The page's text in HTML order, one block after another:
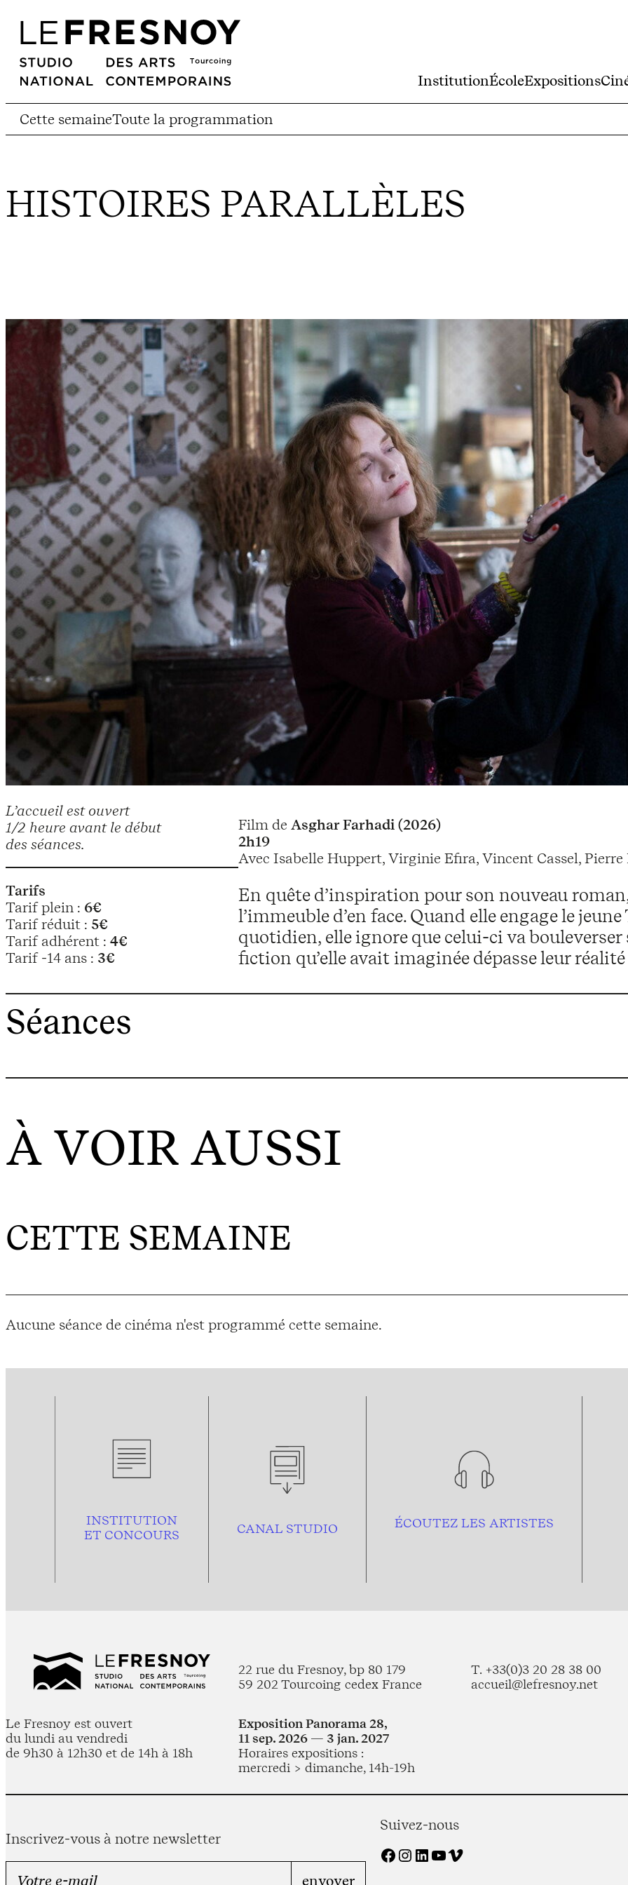
InstitutionÉcoleExpositions
Cette semaineToute la programmation
HISTOIRES PARALLÈLES
L’accueil est ouvert
1/2 heure avant le début
des séances.
Tarifs
Tarif plein : 6€
Tarif réduit : 5€
Tarif adhérent : 4€
Tarif -14 ans : 3€
Film de Asghar Farhadi (2026)
2h19
Avec Isabelle Huppert, Virginie Efira, Vincent Cassel,
En quête d’inspiration pour son nouveau
l’immeuble d’en face. Quand elle engage le
quotidien, elle ignore que celui-ci va bouleverser
fiction qu’elle avait imaginée dépasse leur réalité
Séances
À VOIR AUSSI
CETTE SEMAINE
Aucune séance de cinéma n'est programmé cette semaine.
INSTITUTION
ET CONCOURS
CANAL STUDIO ÉCOUTEZ LES ARTISTES
22 rue du Fresnoy, bp 80 179
59 202 Tourcoing cedex France
T. +33(0)3 20 28 38 00
accueil@lefresnoy.net
Le Fresnoy est ouvert
du lundi au vendredi
de 9h30 à 12h30 et de 14h à 18h
Exposition Panorama 28,
11 sep. 2026 — 3 jan. 2027
Horaires expositions :
mercredi > dimanche, 14h-19h
Inscrivez-vous à notre newsletter
Suivez-nous
Facebook Instagram LinkedIn YouTube Vimeo